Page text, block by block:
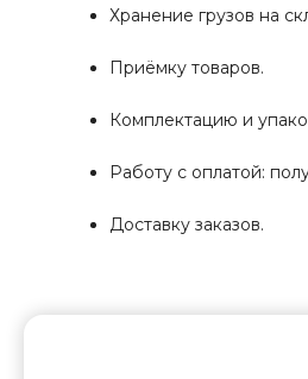
Хранение грузов на
Приёмку товаров.
Комплектацию и
Работу с оплатой:
Доставку заказов.